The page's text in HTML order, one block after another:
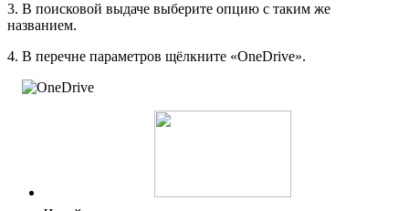
3. В поисковой выдаче выберите опцию с таким же
названием.
4. В перечне параметров щёлкните «OneDrive».